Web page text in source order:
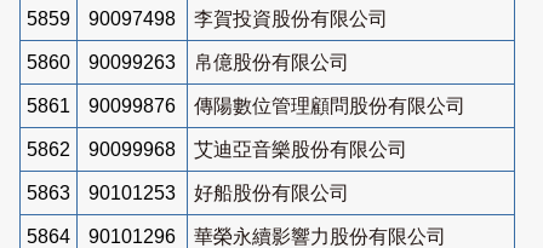
5859 90097498 李賀投資股份有限公司
5860 90099263 帛億股份有限公司
5861 90099876 傳陽數位管理顧問股份有限公司
5862 90099968 艾迪亞音樂股份有限公司
5863 90101253 好船股份有限公司
5864 90101296 華榮永續影響力股份有限公司